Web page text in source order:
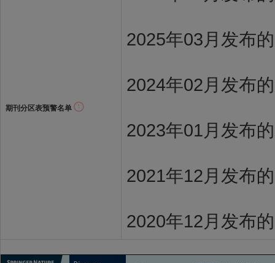
期刊分区表预警名单
2025年03月发布
2024年02月发布
2023年01月发布
2021年12月发布
2020年12月发布